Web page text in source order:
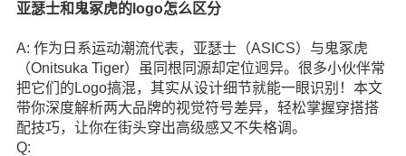
亚瑟士和鬼冢虎的logo怎么区分
A: 作为日系运动潮流代表，亚瑟士（ASICS）与鬼冢虎
（Onitsuka Tiger）虽同根同源却定位迥异。很多小伙伴常
把它们的Logo搞混，其实从设计细节就能一眼识别！本文
带你深度解析两大品牌的视觉符号差异，轻松掌握穿搭搭
配技巧，让你在街头穿出高级感又不失格调。
Q: